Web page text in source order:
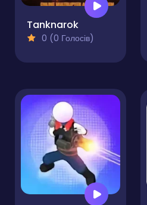
Tanknarok
0 (0 Голосів)